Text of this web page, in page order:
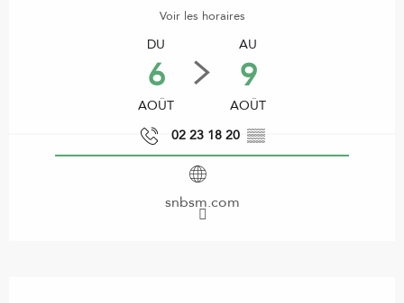
Voir les horaires
DU
6
AOÛT
AU
9
AOÛT
02 23 18 20 ▒▒
snbsm.com